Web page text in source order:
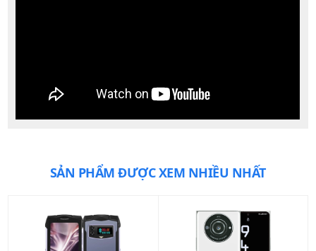
SẢN PHẨM ĐƯỢC XEM NHIỀU NHẤT